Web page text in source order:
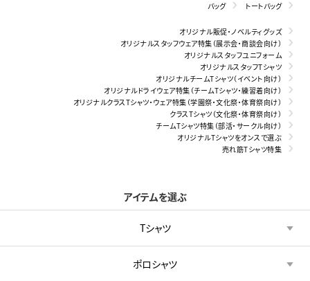
バッグ トートバッグ
オリジナル販促・ノベルティグッズ
オリジナルスタッフウェア特集（展示会・商談会向け）
オリジナルスタッフユニフォーム
オリジナルスタッフTシャツ
オリジナルチームTシャツ（イベント向け）
オリジナルドライウェア特集（チームTシャツ・練習着向け）
オリジナルクラスTシャツ・ウェア特集（学園祭・文化祭・体育祭向け）
クラスTシャツ（文化祭・体育祭向け）
チームTシャツ特集（部活・サークル向け）
オリジナルTシャツをオンスで選ぶ
売れ筋Tシャツ特集
アイテムを選ぶ
Tシャツ
ポロシャツ